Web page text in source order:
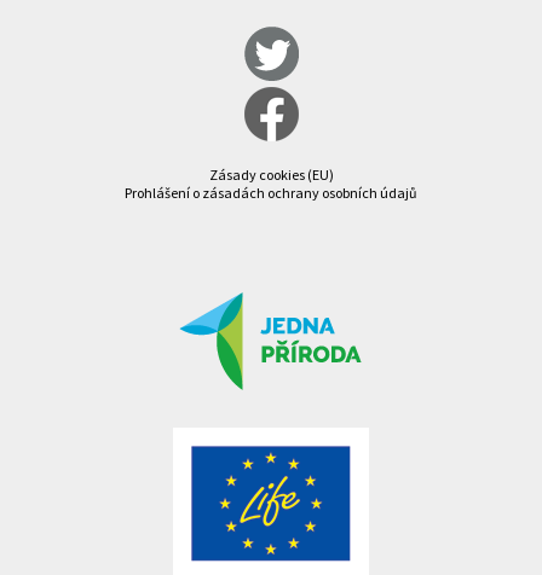
Zásady cookies (EU)
Prohlášení o zásadách ochrany osobních údajů